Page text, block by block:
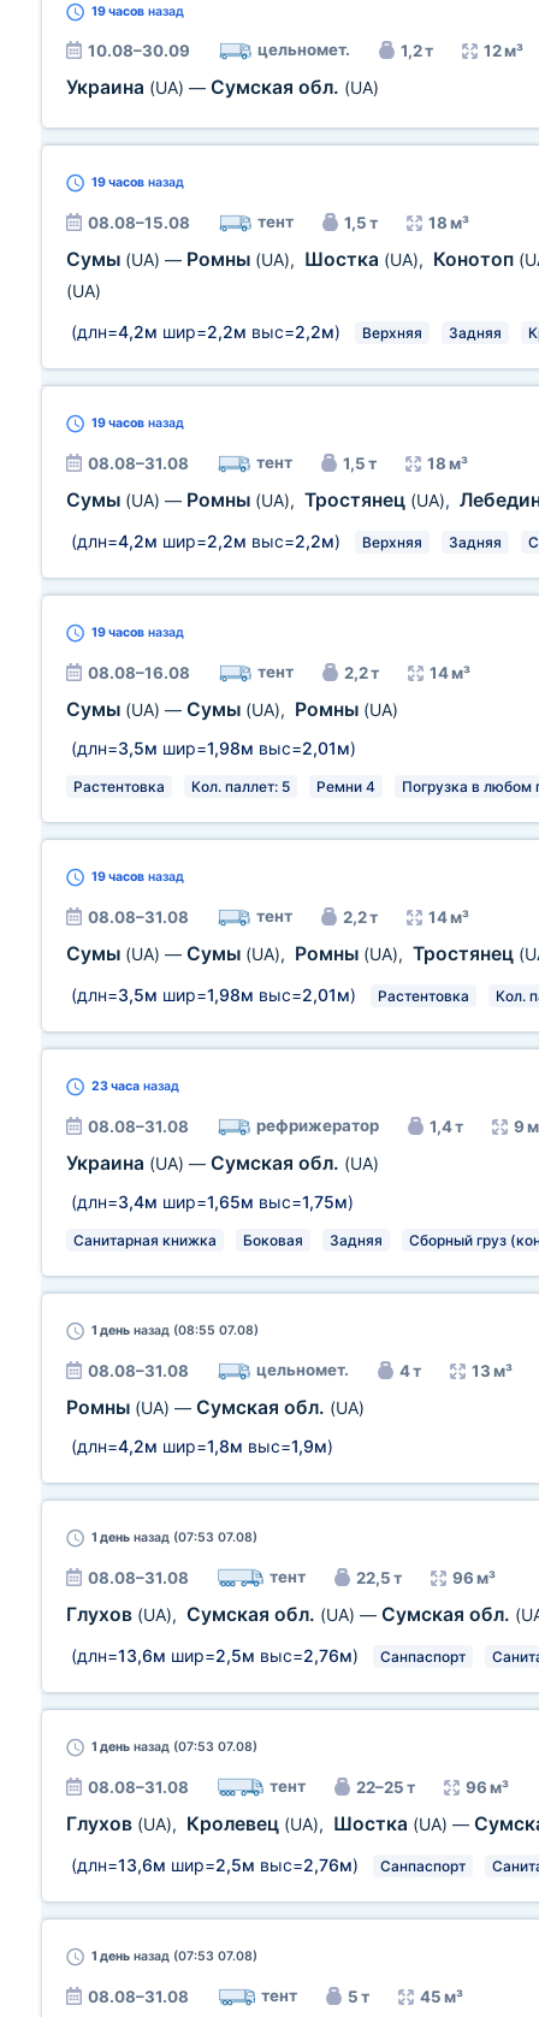
19 часов назад
10.08–30.09 цельномет. 1,2 т 12 м³
Украина (UA) — Сумская обл. (UA)
19 часов назад
08.08–15.08 тент 1,5 т 18 м³
Сумы (UA) — Ромны (UA), Шостка (UA), Конотоп
(UA)
(длн=4,2м шир=2,2м выс=2,2м) Верхняя Задняя
19 часов назад
08.08–31.08 тент 1,5 т 18 м³
Сумы (UA) — Ромны (UA), Тростянец (UA),
(длн=4,2м шир=2,2м выс=2,2м) Верхняя Задняя
19 часов назад
08.08–16.08 тент 2,2 т 14 м³
Сумы (UA) — Сумы (UA), Ромны (UA)
(длн=3,5м шир=1,98м выс=2,01м)
Растентовка Кол. паллет: 5 Ремни 4 Погрузка в любом
19 часов назад
08.08–31.08 тент 2,2 т 14 м³
Сумы (UA) — Сумы (UA), Ромны (UA), Тростянец
(длн=3,5м шир=1,98м выс=2,01м) Растентовка Кол.
23 часа назад
08.08–31.08 рефрижератор 1,4 т 9
Украина (UA) — Сумская обл. (UA)
(длн=3,4м шир=1,65м выс=1,75м)
Санитарная книжка Боковая Задняя Сборный груз
1 день назад (08:55 07.08)
08.08–31.08 цельномет. 4 т 13 м³
Ромны (UA) — Сумская обл. (UA)
(длн=4,2м шир=1,8м выс=1,9м)
1 день назад (07:53 07.08)
08.08–31.08 тент 22,5 т 96 м³
Глухов (UA), Сумская обл. (UA) — Сумская обл.
(длн=13,6м шир=2,5м выс=2,76м) Санпаспорт
1 день назад (07:53 07.08)
08.08–31.08 тент 22–25 т 96 м³
Глухов (UA), Кролевец (UA), Шостка (UA) —
(длн=13,6м шир=2,5м выс=2,76м) Санпаспорт
1 день назад (07:53 07.08)
08.08–31.08 тент 5 т 45 м³